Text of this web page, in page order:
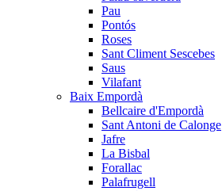
Pau
Pontós
Roses
Sant Climent Sescebes
Saus
Vilafant
Baix Empordà
Bellcaire d'Empordà
Sant Antoni de Calonge
Jafre
La Bisbal
Forallac
Palafrugell